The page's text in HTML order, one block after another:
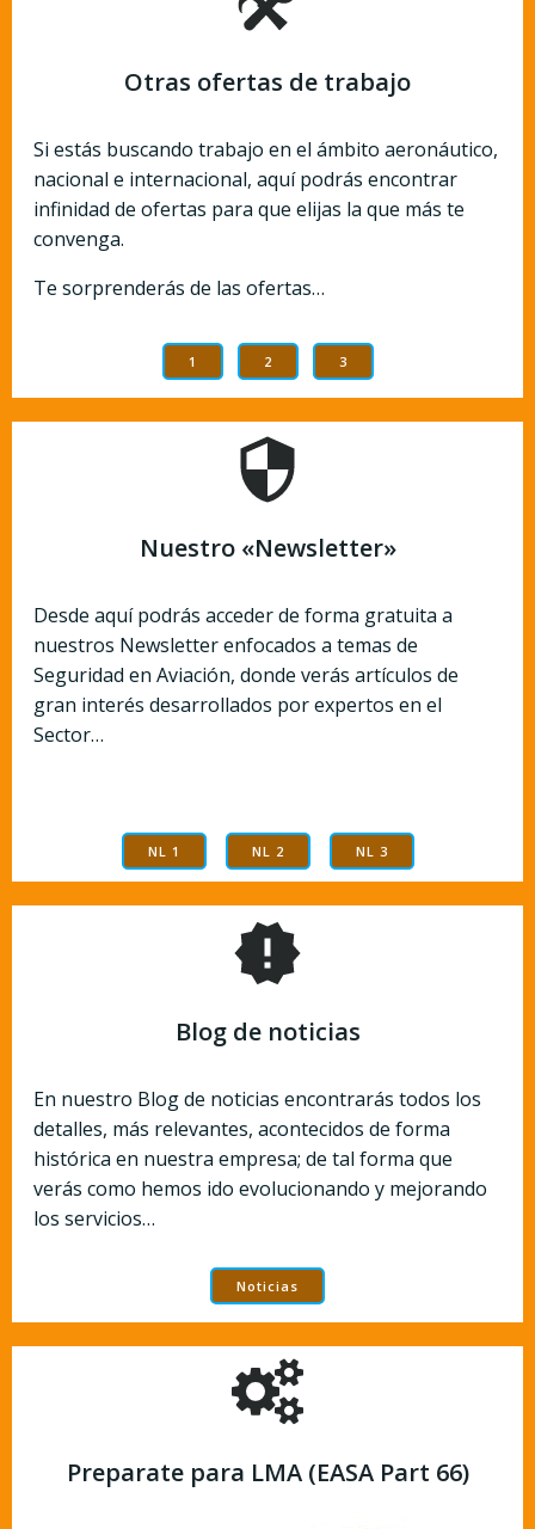
Otras ofertas de trabajo
Si estás buscando trabajo en el ámbito aeronáutico,
nacional e internacional, aquí podrás encontrar
infinidad de ofertas para que elijas la que más te
convenga.
Te sorprenderás de las ofertas…
1 2 3
Nuestro «Newsletter»
Desde aquí podrás acceder de forma gratuita a
nuestros Newsletter enfocados a temas de
Seguridad en Aviación, donde verás artículos de
gran interés desarrollados por expertos en el
Sector…
NL 1 NL 2 NL 3
Blog de noticias
En nuestro Blog de noticias encontrarás todos los
detalles, más relevantes, acontecidos de forma
histórica en nuestra empresa; de tal forma que
verás como hemos ido evolucionando y mejorando
los servicios…
Noticias
Preparate para LMA (EASA Part 66)